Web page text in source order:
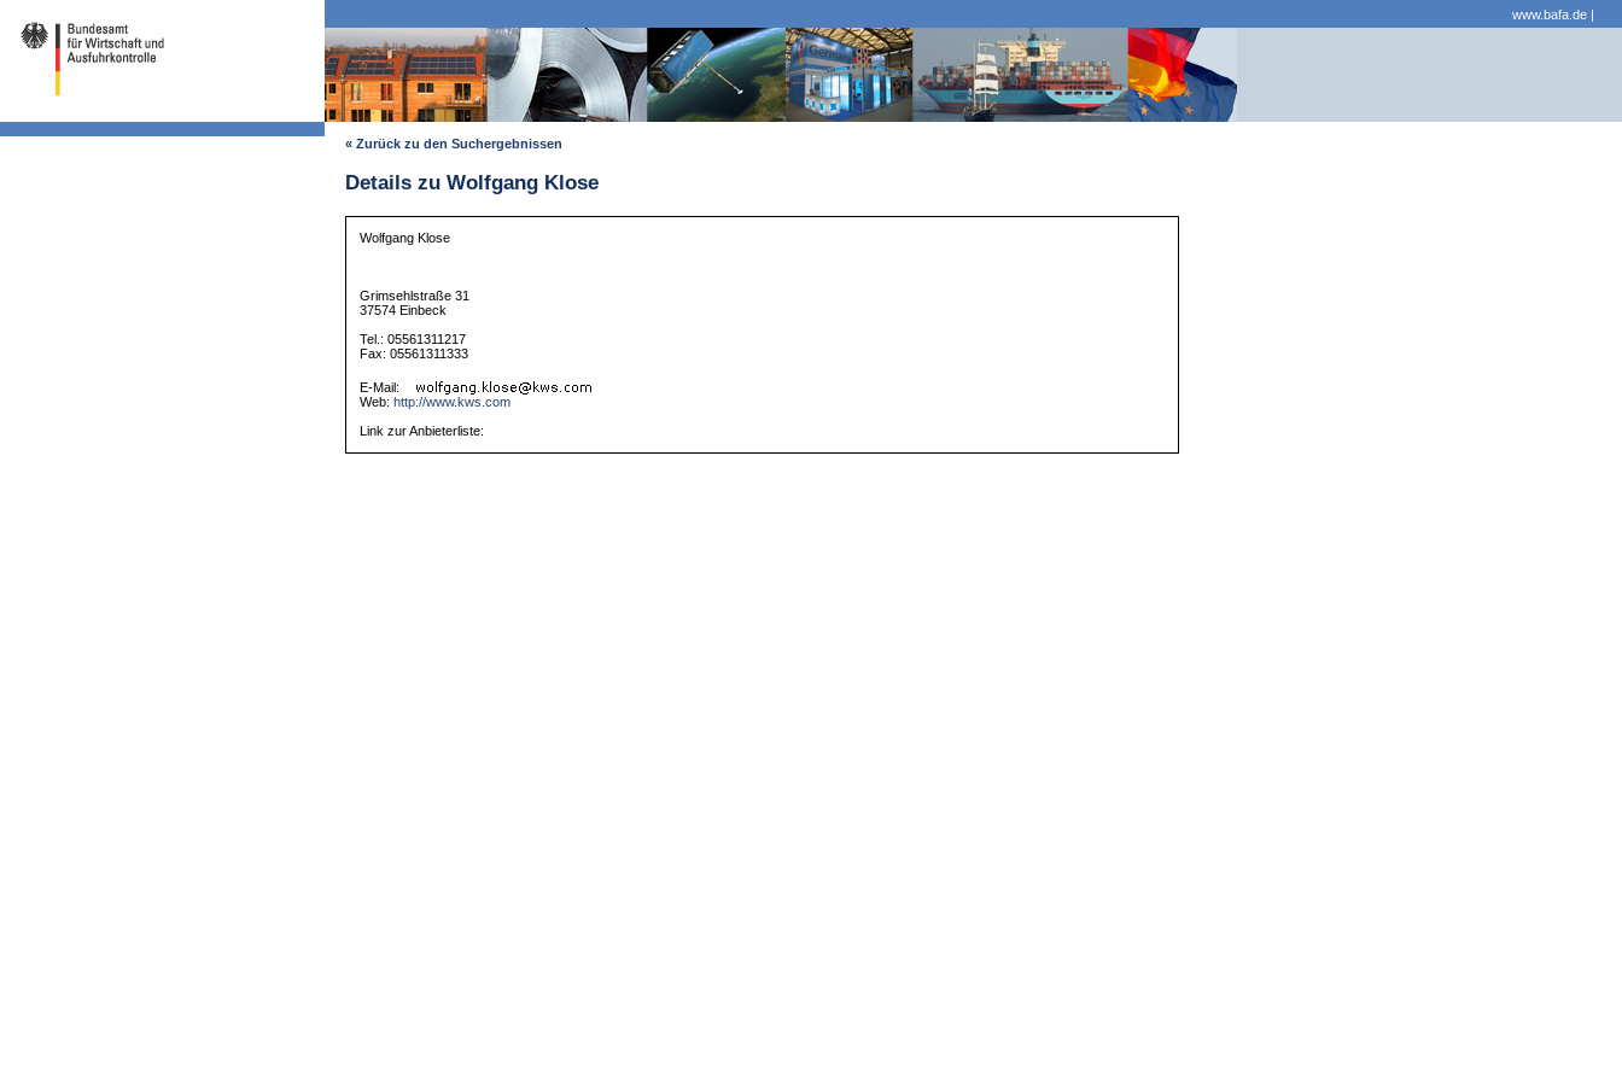
www.bafa.de |
« Zurück zu den Suchergebnissen
Details zu Wolfgang Klose
Wolfgang Klose
Grimsehlstraße 31
37574 Einbeck
Tel.: 05561311217
Fax: 05561311333
E-Mail:
Web: http://www.kws.com
Link zur Anbieterliste: